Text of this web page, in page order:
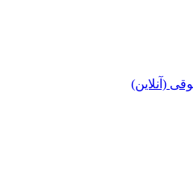
(آنلاین)